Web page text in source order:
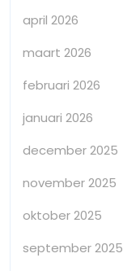
april 2026
maart 2026
februari 2026
januari 2026
december 2025
november 2025
oktober 2025
september 2025